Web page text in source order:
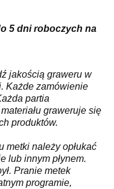
5 dni roboczych na
jakością graweru w
Każde zamówienie
partia
graweruje się
produktów.
metki należy opłukać
lub innym płynem.
Pranie metek
programie,